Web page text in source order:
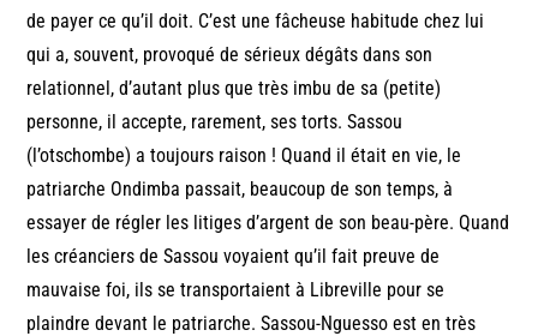
de payer ce qu’il doit. C’est une fâcheuse habitude chez lui
qui a, souvent, provoqué de sérieux dégâts dans son
relationnel, d’autant plus que très imbu de sa (petite)
personne, il accepte, rarement, ses torts. Sassou
(l’otschombe) a toujours raison ! Quand il était en vie, le
patriarche Ondimba passait, beaucoup de son temps, à
essayer de régler les litiges d’argent de son beau-père. Quand
les créanciers de Sassou voyaient qu’il fait preuve de
mauvaise foi, ils se transportaient à Libreville pour se
plaindre devant le patriarche. Sassou-Nguesso est en très